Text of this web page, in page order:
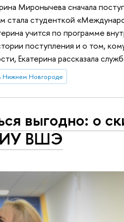
Миронычева сначала
стала студенткой
учится по программе
поступления и о том,
Екатерина рассказала
Новгороде
выгодно: о
ВШЭ